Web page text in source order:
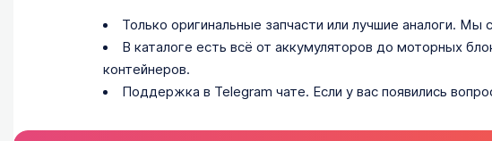
Только оригинальные запчасти или лучшие аналоги. Мы
В каталоге есть всё от аккумуляторов до моторных
контейнеров.
Поддержка в Telegram чате. Если у вас появились